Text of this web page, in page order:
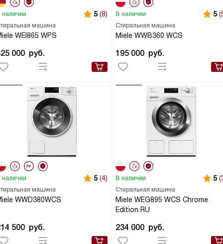
машина
WEI865 WPS
наличии 5 (8)
000 руб.
Стиральная машина
Miele WWB360 WCS
В наличии 5
195 000 руб.
машина
WWD380WCS
наличии 5 (4)
500 руб.
Стиральная машина
Miele WEG895 WCS Chrome
Edition RU
В наличии 5
234 000 руб.